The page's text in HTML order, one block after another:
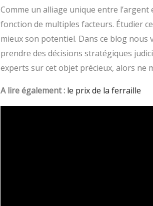
Comme un alliage unique entre
fonction de multiples facteurs. Étudier
mieux son potentiel. Dans ce blog
prendre des décisions stratégiques
experts sur cet objet précieux, alors ne
A lire également : le prix de la ferraille